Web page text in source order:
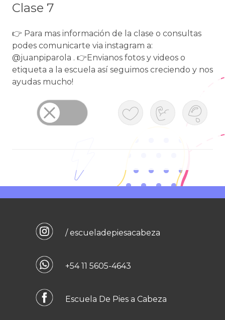
Clase 7
👉 Para mas información de la clase o consultas
podes comunicarte via instagram a:
@juanpiparola . 👉Envianos fotos y videos o
etiqueta a la escuela así seguimos creciendo y nos
ayudas mucho!
/ escueladepiesacabeza
+54 11 5605-4643
Escuela De Pies a Cabeza